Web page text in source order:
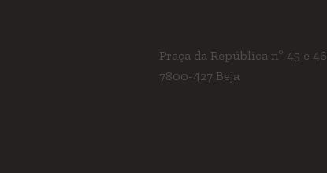
Praça da República nº 45 e 46
7800-427 Beja